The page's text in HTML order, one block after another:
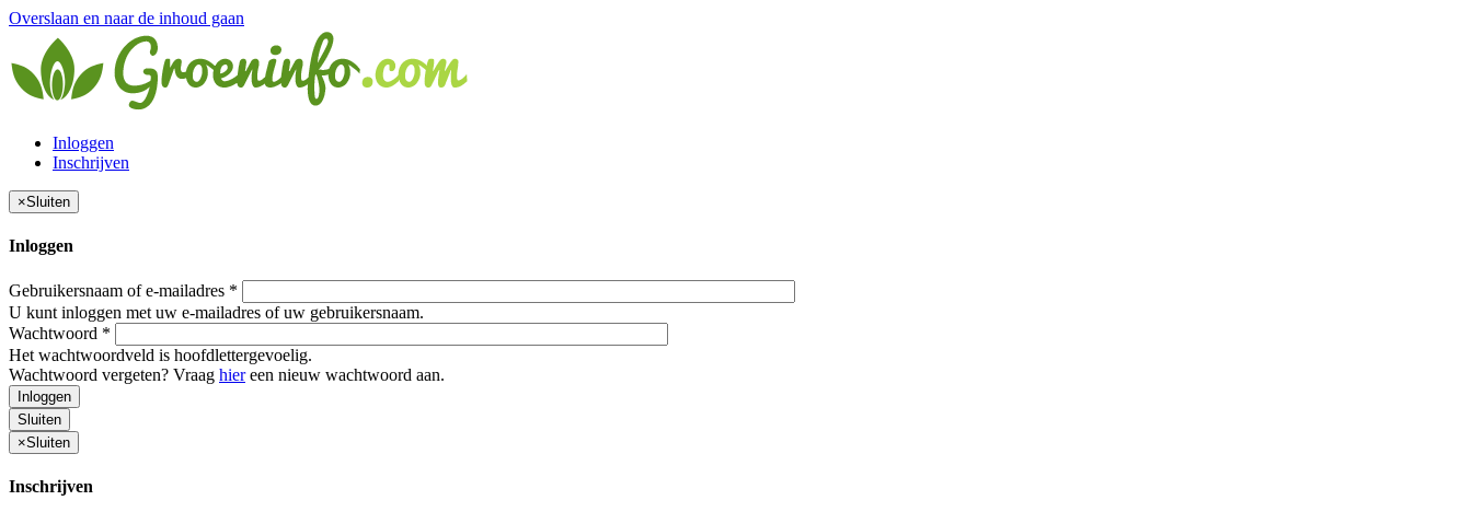
Overslaan en naar de inhoud gaan
Inloggen
Inschrijven
×Sluiten
Inloggen
Gebruikersnaam of e-mailadres *
U kunt inloggen met uw e-mailadres of uw gebruikersnaam.
Wachtwoord *
Het wachtwoordveld is hoofdlettergevoelig.
Wachtwoord vergeten? Vraag hiereen nieuw wachtwoord aan.
Inloggen
Sluiten
×Sluiten
Inschrijven